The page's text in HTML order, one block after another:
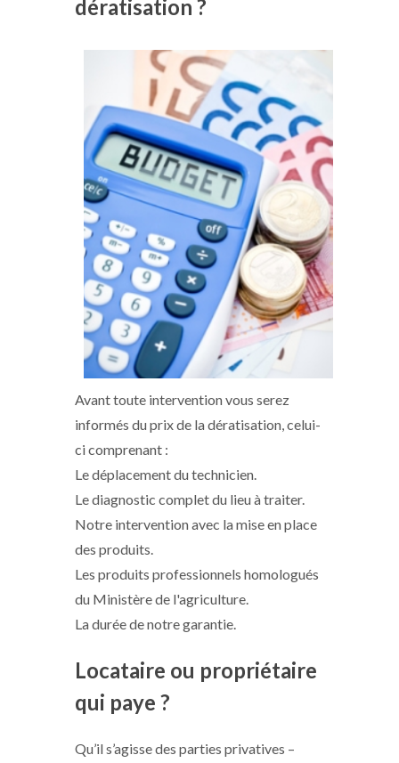
dératisation ?
Avant toute intervention vous serez
informés du prix de la dératisation, celui-
ci comprenant :
Le déplacement du technicien.
Le diagnostic complet du lieu à traiter.
Notre intervention avec la mise en place
des produits.
Les produits professionnels homologués
du Ministère de l'agriculture.
La durée de notre garantie.
Locataire ou propriétaire
qui paye ?
Qu’il s’agisse des parties privatives –